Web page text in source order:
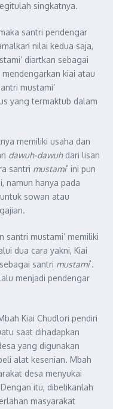
singkatnya.
santri pendengar
nilai kedua saja,
diartkan sebagai
kiai atau
mustami’
yang termaktub dalam
memiliki usaha dan
dawuh-dawuhdari lisan
santri mustami` ini pun
namun hanya pada
sowan atau
santri mustami’ memiliki
dua cara yakni, Kiai
santri mustami`.
menjadi pendengar
Kiai Chudlori pendiri
saat dihadapkan
yang digunakan
alat kesenian. Mbah
desa menyukai
itu, dibelikanlah
masyarakat